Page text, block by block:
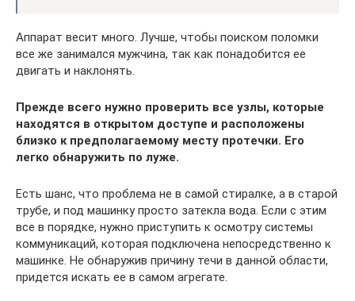
Аппарат весит много. Лучше, чтобы поиском поломки
все же занимался мужчина, так как понадобится ее
двигать и наклонять.
Прежде всего нужно проверить все узлы, которые
находятся в открытом доступе и расположены
близко к предполагаемому месту протечки. Его
легко обнаружить по луже.
Есть шанс, что проблема не в самой стиралке, а в старой
трубе, и под машинку просто затекла вода. Если с этим
все в порядке, нужно приступить к осмотру системы
коммуникаций, которая подключена непосредственно к
машинке. Не обнаружив причину течи в данной области,
придется искать ее в самом агрегате.